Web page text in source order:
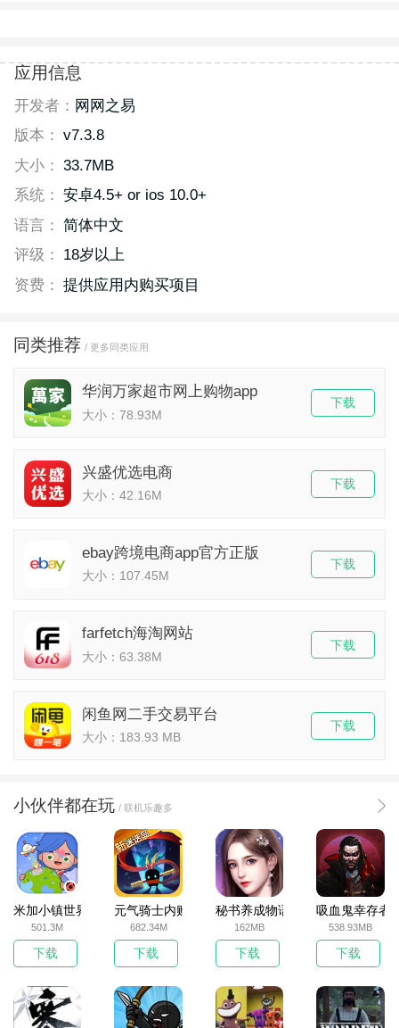
应用信息
开发者： 网网之易
版本： v7.3.8
大小： 33.7MB
系统： 安卓4.5+ or ios 10.0+
语言： 简体中文
评级：
18岁以上
资费： 提供应用内购买项目
同类推荐 / 更多同类应用
华润万家超市网上购物app
大小：78.93M
下载
兴盛优选电商
大小：42.16M
下载
ebay跨境电商app官方正版
大小：107.45M
下载
farfetch海淘网站
大小：63.38M
下载
闲鱼网二手交易平台
大小：183.93 MB
下载
小伙伴都在玩 / 联机乐趣多
米加小镇世界2025官方版
501.3M
下载
元气骑士内购破解版
682.34M
下载
秘书养成物语
162MB
下载
吸血鬼幸存者
538.93MB
下载